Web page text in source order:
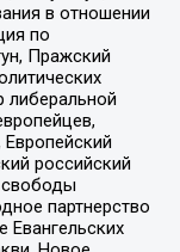
в отношении
по
Пражский
либеральной
российский
партнерство
Евангельских